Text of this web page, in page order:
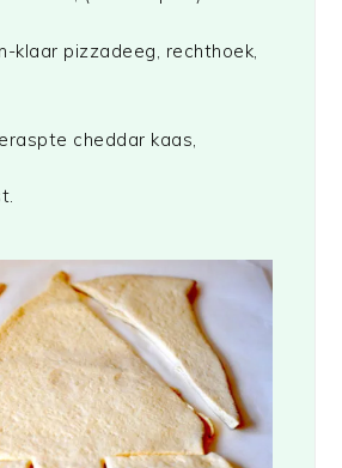
klaar pizzadeeg, rechthoek,
cheddar kaas,